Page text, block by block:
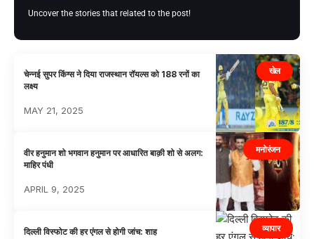
Uncover the stories that related to the post!
खेल
चेन्नई सुपर किंग्स ने दिया राजस्थान रॉयल्स को 188 रनों का
लक्ष्य
MAY 21, 2025
मनोरंजन
वीर हनुमान शो भगवान हनुमान पर आधारित बाक़ी शो से अलग:
माहिर पंधी
APRIL 9, 2025
व्यापार
दिल्ली विस्फोट की हर एंगल से होगी जांच: शाह